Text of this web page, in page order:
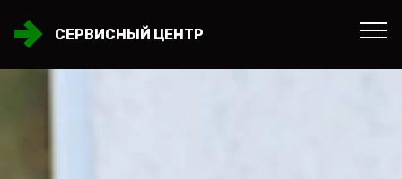
СЕРВИСНЫЙ ЦЕНТР